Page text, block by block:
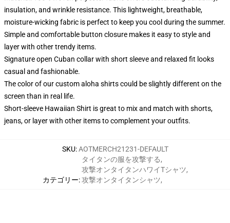
insulation, and wrinkle resistance. This lightweight, breathable,
moisture-wicking fabric is perfect to keep you cool during the summer.
Simple and comfortable button closure makes it easy to style and
layer with other trendy items.
Signature open Cuban collar with short sleeve and relaxed fit looks
casual and fashionable.
The color of our custom aloha shirts could be slightly different on the
screen than in real life.
Short-sleeve Hawaiian Shirt is great to mix and match with shorts,
jeans, or layer with other items to complement your outfits.
SKU:AOTMERCH21231-DEFAULT
カテゴリー:
タイタンの服を攻撃する,
攻撃オンタイタンハワイTシャツ,
攻撃オンタイタンシャツ,